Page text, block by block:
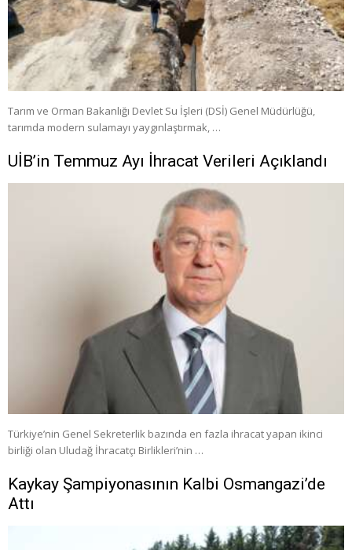
Tarım ve Orman Bakanlığı Devlet Su İşleri (DSİ) Genel Müdürlüğü,
tarımda modern sulamayı yaygınlaştırmak, …
UİB’in Temmuz Ayı İhracat Verileri Açıklandı
Türkiye’nin Genel Sekreterlik bazında en fazla ihracat yapan ikinci
birliği olan Uludağ İhracatçı Birlikleri’nin …
Kaykay Şampiyonasının Kalbi Osmangazi’de
Attı